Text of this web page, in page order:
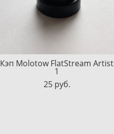
Кэп Molotow FlatStream Artist
1
25 pуб.